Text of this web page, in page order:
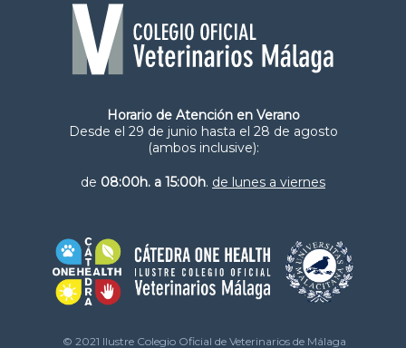
Horario de Atención en Verano
Desde el 29 de junio hasta el 28 de agosto
(ambos inclusive):
de 08:00h. a 15:00h. de lunes a viernes
© 2021 Ilustre Colegio Oficial de Veterinarios de Málaga